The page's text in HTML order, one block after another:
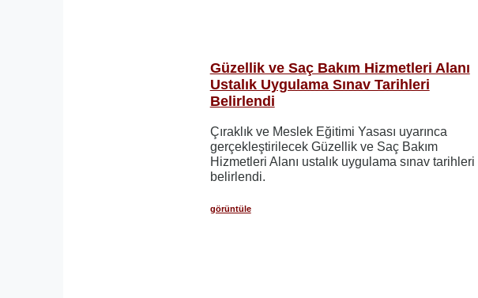
Güzellik ve Saç Bakım Hizmetleri Alanı
Ustalık Uygulama Sınav Tarihleri
Belirlendi
Çıraklık ve Meslek Eğitimi Yasası uyarınca
gerçekleştirilecek Güzellik ve Saç Bakım
Hizmetleri Alanı ustalık uygulama sınav tarihleri
belirlendi.
görüntüle